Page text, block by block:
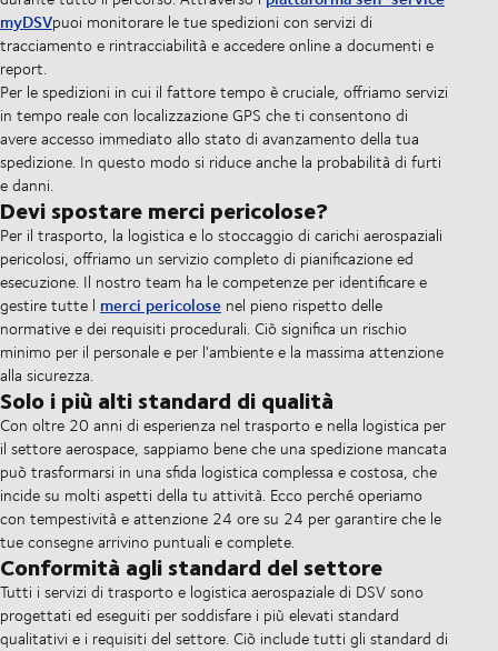
myDSVpuoi monitorare le tue spedizioni con servizi di
tracciamento e rintracciabilità e accedere online a documenti e
report.
Per le spedizioni in cui il fattore tempo è cruciale, offriamo servizi
in tempo reale con localizzazione GPS che ti consentono di
avere accesso immediato allo stato di avanzamento della tua
spedizione. In questo modo si riduce anche la probabilità di furti
e danni.
Devi spostare merci pericolose?
Per il trasporto, la logistica e lo stoccaggio di carichi aerospaziali
pericolosi, offriamo un servizio completo di pianificazione ed
esecuzione. Il nostro team ha le competenze per identificare e
gestire tutte l merci pericolose nel pieno rispetto delle
normative e dei requisiti procedurali. Ciò significa un rischio
minimo per il personale e per l'ambiente e la massima attenzione
alla sicurezza.
Solo i più alti standard di qualità
Con oltre 20 anni di esperienza nel trasporto e nella logistica per
il settore aerospace, sappiamo bene che una spedizione mancata
può trasformarsi in una sfida logistica complessa e costosa, che
incide su molti aspetti della tu attività. Ecco perché operiamo
con tempestività e attenzione 24 ore su 24 per garantire che le
tue consegne arrivino puntuali e complete.
Conformità agli standard del settore
Tutti i servizi di trasporto e logistica aerospaziale di DSV sono
progettati ed eseguiti per soddisfare i più elevati standard
qualitativi e i requisiti del settore. Ciò include tutti gli standard di